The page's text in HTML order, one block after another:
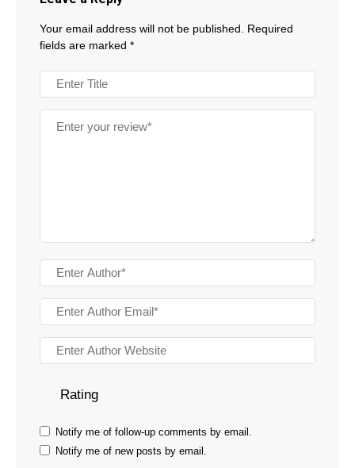
Your email address will not be published.
Required
fields are marked *
Rating
Notify me of follow-up comments by email.
Notify me of new posts by email.